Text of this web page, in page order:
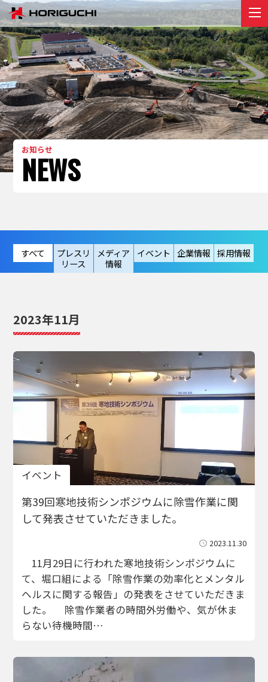
堀口組のこと
ABOUT
プロジェクト
PROJECT
リクルート
RECRUIT
お知らせ
NEWS
すべて
プレスリ
リース
メディア
情報
イベント 企業情報 採用情報
2023年11月
イベント
第39回寒地技術シンポジウムに除雪作業に関
して発表させていただきました。
2023.11.30
11月29日に行われた寒地技術シンポジウムに
て、堀口組による「除雪作業の効率化とメンタル
ヘルスに関する報告」の発表をさせていただきま
した。 除雪作業者の時間外労働や、気が休ま
らない待機時間…